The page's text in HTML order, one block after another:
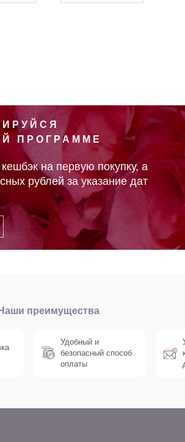
ПРОГРАММЕ
кешбэк на первую покупку, а
рублей за указание дат
Наши преимущества
Удобный и
безопасный способ
оплаты